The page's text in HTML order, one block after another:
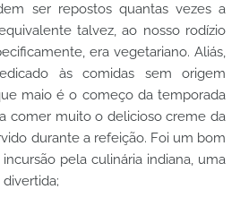
ser repostos quantas vezes a
talvez, ao nosso rodízio
era vegetariano. Aliás,
às comidas sem origem
maio é o começo da temporada
comer muito o delicioso creme da
durante a refeição. Foi um bom
pela culinária indiana, uma